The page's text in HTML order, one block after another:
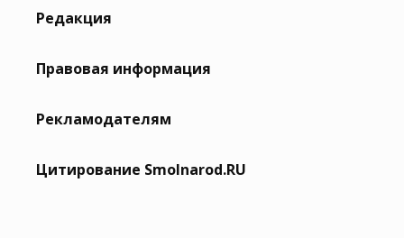
Редакция
Правовая информация
Рекламодателям
Цитирование Smolnarod.RU